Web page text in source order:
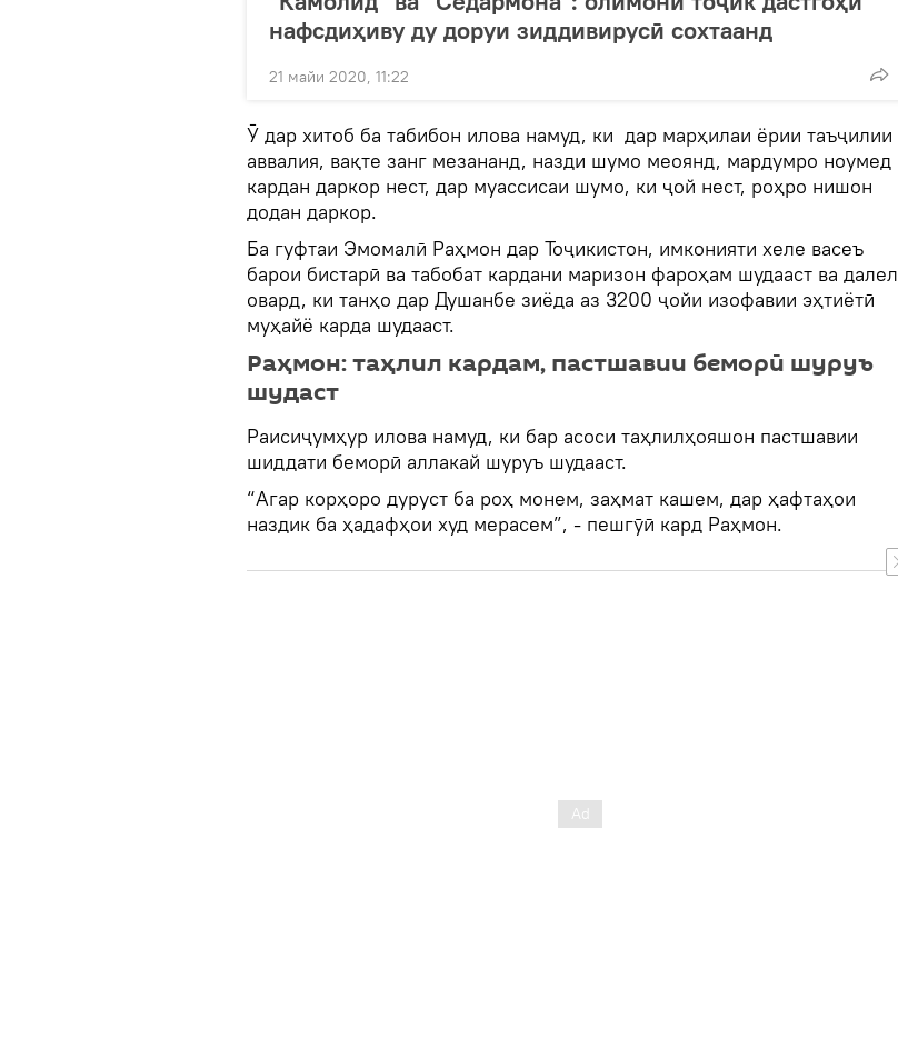
нафсдиҳиву ду доруи зиддивирусӣ сохтаанд
21 майи 2020, 11:22
Ӯ дар хитоб ба табибон илова намуд, ки дар марҳилаи ёрии таъҷилии
аввалия, вақте занг мезананд, назди шумо меоянд, мардумро ноумед
кардан даркор нест, дар муассисаи шумо, ки ҷой нест, роҳро нишон
додан даркор.
Ба гуфтаи Эмомалӣ Раҳмон дар Тоҷикистон, имконияти хеле васеъ
барои бистарӣ ва табобат кардани маризон фароҳам шудааст ва далел
овард, ки танҳо дар Душанбе зиёда аз 3200 ҷойи изофавии эҳтиётӣ
муҳайё карда шудааст.
Раҳмон: таҳлил кардам, пастшавии беморӣ шуруъ
шудаст
Раисиҷумҳур илова намуд, ки бар асоси таҳлилҳояшон пастшавии
шиддати беморӣ аллакай шуруъ шудааст.
“Агар корҳоро дуруст ба роҳ монем, заҳмат кашем, дар ҳафтаҳои
наздик ба ҳадафҳои худ мерасем”, - пешгӯӣ кард Раҳмон.